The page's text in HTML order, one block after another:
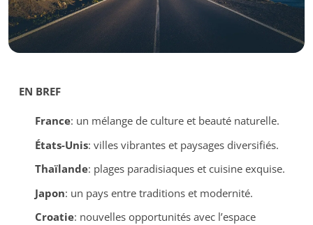
EN BREF
France: un mélange de culture et beauté naturelle.
États-Unis: villes vibrantes et paysages diversifiés.
Thaïlande: plages paradisiaques et cuisine exquise.
Japon: un pays entre traditions et modernité.
Croatie: nouvelles opportunités avec l’espace